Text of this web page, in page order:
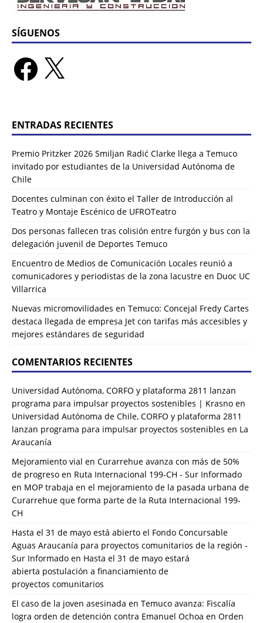
SÍGUENOS
ENTRADAS RECIENTES
Premio Pritzker 2026 Smiljan Radić Clarke llega a Temuco
invitado por estudiantes de la Universidad Autónoma de
Chile
Docentes culminan con éxito el Taller de Introducción al
Teatro y Montaje Escénico de UFROTeatro
Dos personas fallecen tras colisión entre furgón y bus con la
delegación juvenil de Deportes Temuco
Encuentro de Medios de Comunicación Locales reunió a
comunicadores y periodistas de la zona lacustre en Duoc UC
Villarrica
Nuevas micromovilidades en Temuco: Concejal Fredy Cartes
destaca llegada de empresa Jet con tarifas más accesibles y
mejores estándares de seguridad
COMENTARIOS RECIENTES
Universidad Autónoma, CORFO y plataforma 2811 lanzan
programa para impulsar proyectos sostenibles | Krasno en
Universidad Autónoma de Chile, CORFO y plataforma 2811
lanzan programa para impulsar proyectos sostenibles en La
Araucanía
Mejoramiento vial en Curarrehue avanza con más de 50%
de progreso en Ruta Internacional 199-CH - Sur Informado
en MOP trabaja en el mejoramiento de la pasada urbana de
Curarrehue que forma parte de la Ruta Internacional 199-
CH
Hasta el 31 de mayo está abierto el Fondo Concursable
Aguas Araucanía para proyectos comunitarios de la región -
Sur Informado en Hasta el 31 de mayo estará
abierta postulación a financiamiento de
proyectos comunitarios
El caso de la joven asesinada en Temuco avanza: Fiscalía
logra orden de detención contra Emanuel Ochoa en Orden